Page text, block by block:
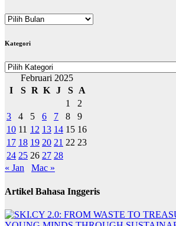
ARKIB
Kategori
Kategori
Februari 2025
I
S R K J S
A
1
2
3
4 5 6 7 8
9
10 11 12 13 14 15 16
17 18 19 20 21 22 23
24 25 26 27 28
« Jan
Mac »
Artikel Bahasa Inggeris